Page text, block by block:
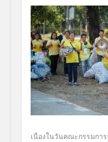
เนื่องในวันคณะกรรมกา